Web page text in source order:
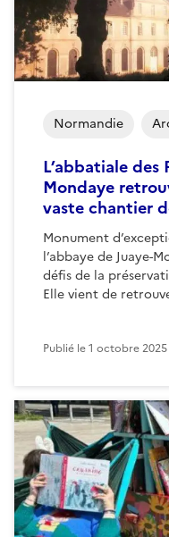
L’abbatiale des
Mondaye
vaste chantier
Monument
l’abbaye de Juaye-
défis de la
Elle vient de
Normandie
Publié le1 octobre 2025